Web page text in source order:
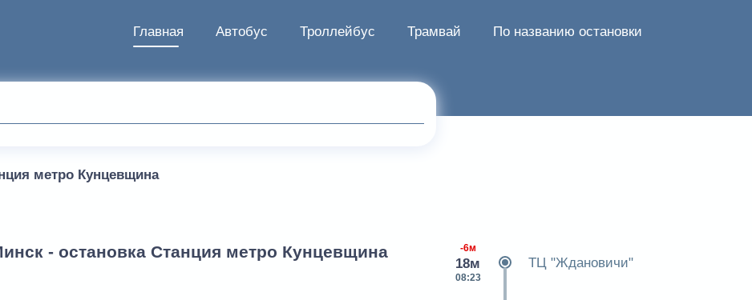
Главная Автобус Троллейбус Трамвай По названию остановки
метро Кунцевщина
- остановка Станция метро Кунцевщина -6м
18м
08:23
ТЦ "Ждановичи"